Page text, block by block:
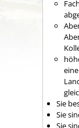
Sie
Sie
Sie